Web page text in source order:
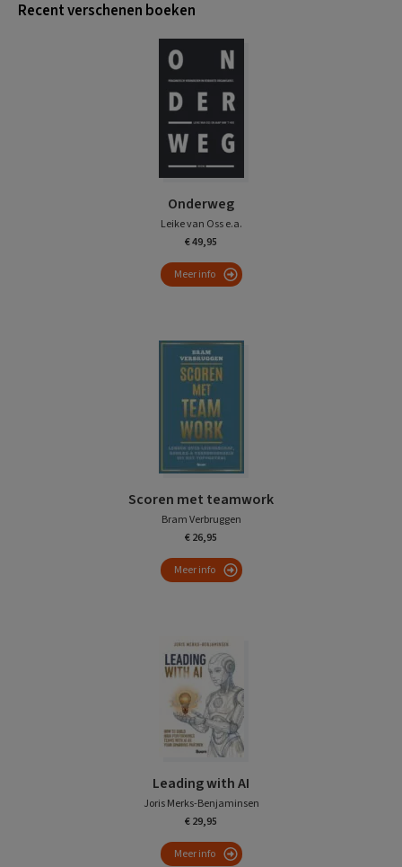
Recent verschenen boeken
Onderweg
Leike van Oss e.a.
€ 49,95
Meer info
Scoren met teamwork
Bram Verbruggen
€ 26,95
Meer info
Leading with AI
Joris Merks-Benjaminsen
€ 29,95
Meer info